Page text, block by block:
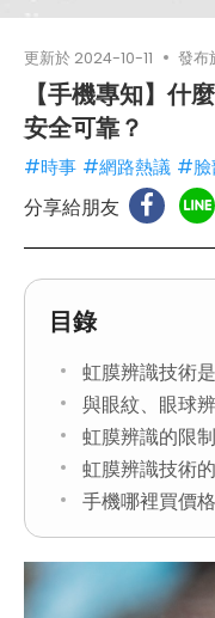
更新於 2024-10-11 發布
【手機專知】什
安全可靠？
#時事 #網路熱議 #臉
分享給朋友
目錄
虹膜辨識技術
與眼紋、眼球
虹膜辨識的限
虹膜辨識技術
手機哪裡買價